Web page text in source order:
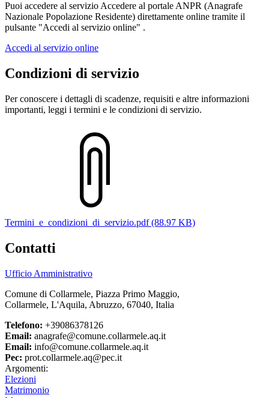
Puoi accedere al servizio Accedere al portale ANPR (Anagrafe
Nazionale Popolazione Residente) direttamente online tramite il
pulsante "Accedi al servizio online" .
Accedi al servizio online
Condizioni di servizio
Per conoscere i dettagli di scadenze, requisiti e altre informazioni
importanti, leggi i termini e le condizioni di servizio.
Termini_e_condizioni_di_servizio.pdf (88.97 KB)
Contatti
Ufficio Amministrativo
Comune di Collarmele, Piazza Primo Maggio,
Collarmele, L'Aquila, Abruzzo, 67040, Italia
Telefono: +39086378126
Email: anagrafe@comune.collarmele.aq.it
Email: info@comune.collarmele.aq.it
Pec: prot.collarmele.aq@pec.it
Argomenti:
Elezioni
Matrimonio